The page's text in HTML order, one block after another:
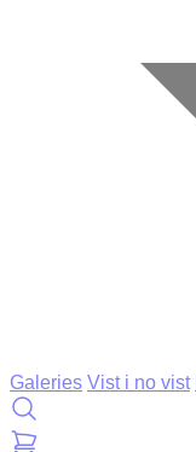
Galeries Vist i no vist